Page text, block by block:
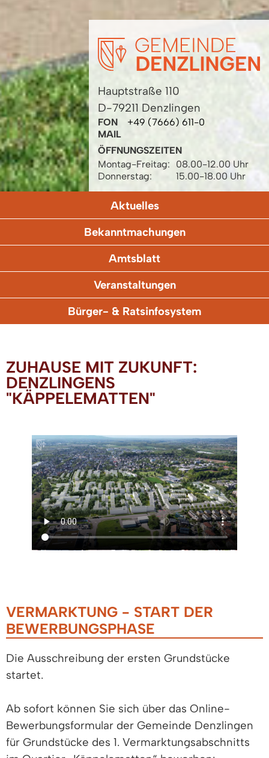
Hauptstraße 110
D-79211 Denzlingen
FON
+49 (7666) 611-0
MAIL
ÖFFNUNGSZEITEN
Montag-Freitag:
08.00-12.00 Uhr
Donnerstag:
15.00-18.00 Uhr
Aktuelles
Bekanntmachungen
Amtsblatt
Veranstaltungen
Bürger- & Ratsinfosystem
ZUHAUSE MIT ZUKUNFT:
DENZLINGENS
"KÄPPELEMATTEN"
VERMARKTUNG - START DER
BEWERBUNGSPHASE
Die Ausschreibung der ersten Grundstücke
startet.
Ab sofort können Sie sich über das Online-
Bewerbungsformular der Gemeinde Denzlingen
für Grundstücke des 1. Vermarktungsabschnitts